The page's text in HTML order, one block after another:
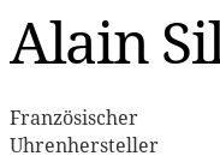
Alain
Französischer
Uhrenhersteller